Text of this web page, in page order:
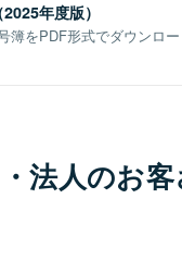
年度版）
簿をPDF形式でダウンロー
法人のお